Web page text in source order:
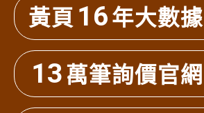
黃頁 16年大數據
13萬筆詢價官網